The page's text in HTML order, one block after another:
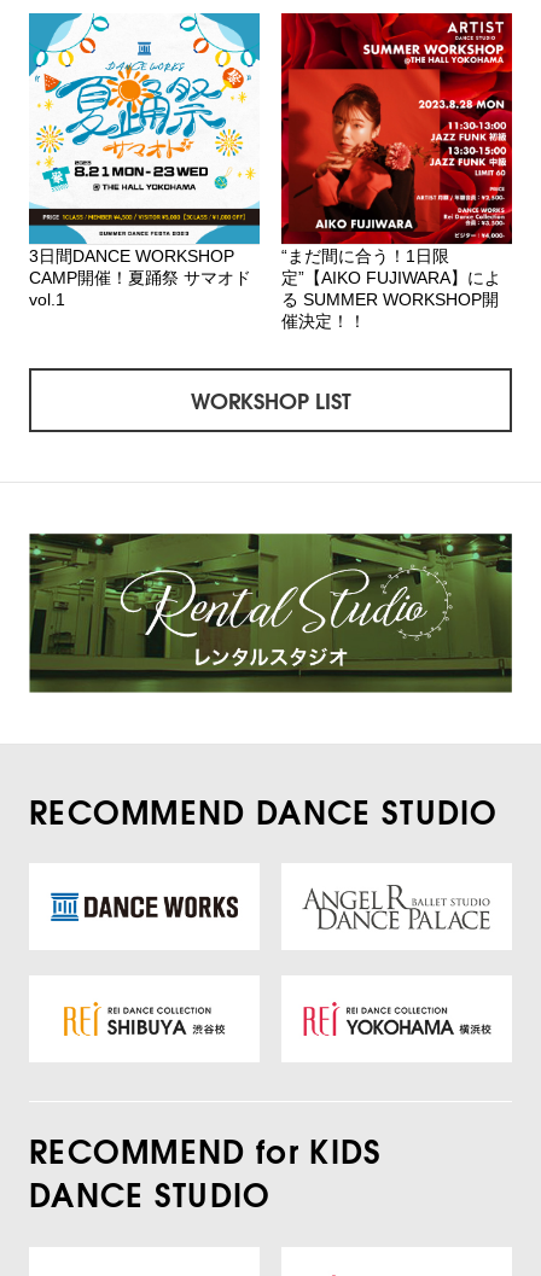
3日間DANCE WORKSHOP
CAMP開催！夏踊祭 サマオド
vol.1
“まだ間に合う！1日限
定”【AIKO FUJIWARA】によ
る SUMMER WORKSHOP開
催決定！！
WORKSHOP LIST
RECOMMEND DANCE STUDIO
RECOMMEND for KIDS
DANCE STUDIO